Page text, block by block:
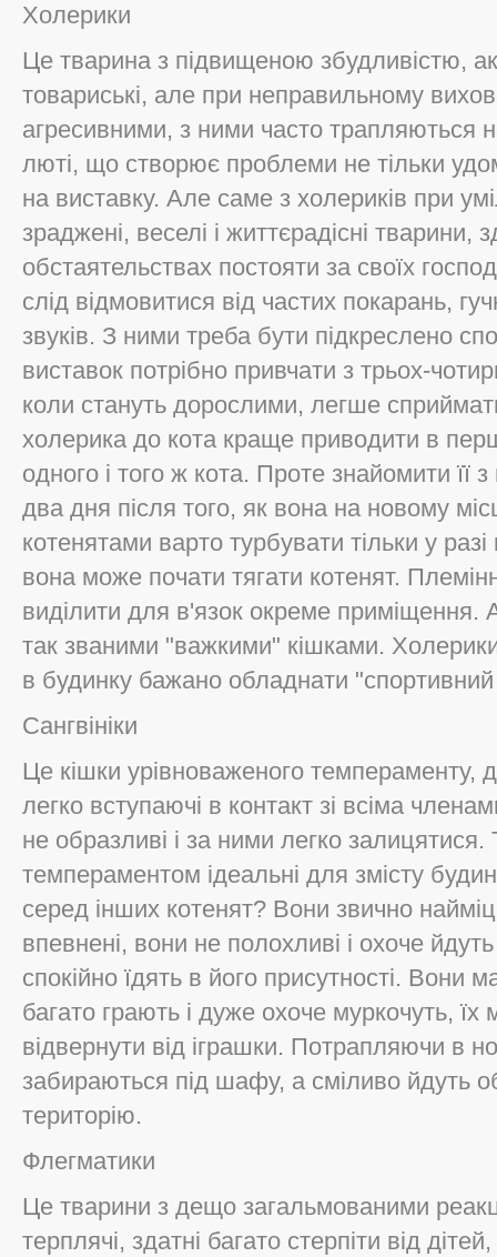
Холерики
Це тварина з підвищеною збудливістю,
товариські, але при неправильному
агресивними, з ними часто трапляються
люті, що створює проблеми не тільки
на виставку. Але саме з холериків при
зраджені, веселі і життєрадісні тварини,
обстаятельствах постояти за своїх
слід відмовитися від частих покарань,
звуків. З ними треба бути підкреслено
виставок потрібно привчати з трьох-
коли стануть дорослими, легше
холерика до кота краще приводити в
одного і того ж кота. Проте знайомити її
два дня після того, як вона на новому
котенятами варто турбувати тільки у разі
вона може почати тягати котенят.
виділити для в'язок окреме приміщення.
так званими "важкими" кішками.
в будинку бажано обладнати
Сангвініки
Це кішки урівноваженого темпераменту,
легко вступаючі в контакт зі всіма
не образливі і за ними легко
темпераментом ідеальні для змісту
серед інших котенят? Вони звично
впевнені, вони не полохливі і охоче
спокійно їдять в його присутності.
багато грають і дуже охоче муркочуть,
відвернути від іграшки. Потрапляючи в
забираються під шафу, а сміливо йдуть
територію.
Флегматики
Це тварини з дещо загальмованими
терплячі, здатні багато стерпіти від